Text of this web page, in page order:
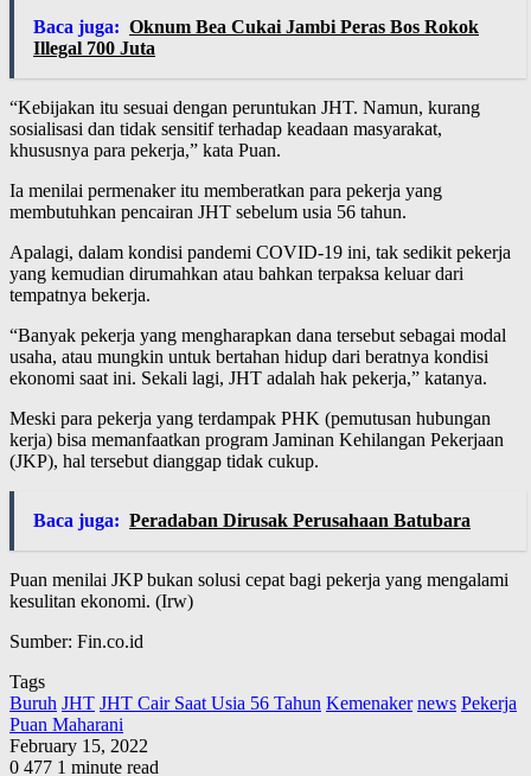
Baca juga: Oknum Bea Cukai Jambi Peras Bos Rokok
Illegal 700 Juta
“Kebijakan itu sesuai dengan peruntukan JHT. Namun, kurang
sosialisasi dan tidak sensitif terhadap keadaan masyarakat,
khususnya para pekerja,” kata Puan.
Ia menilai permenaker itu memberatkan para pekerja yang
membutuhkan pencairan JHT sebelum usia 56 tahun.
Apalagi, dalam kondisi pandemi COVID-19 ini, tak sedikit pekerja
yang kemudian dirumahkan atau bahkan terpaksa keluar dari
tempatnya bekerja.
“Banyak pekerja yang mengharapkan dana tersebut sebagai modal
usaha, atau mungkin untuk bertahan hidup dari beratnya kondisi
ekonomi saat ini. Sekali lagi, JHT adalah hak pekerja,” katanya.
Meski para pekerja yang terdampak PHK (pemutusan hubungan
kerja) bisa memanfaatkan program Jaminan Kehilangan Pekerjaan
(JKP), hal tersebut dianggap tidak cukup.
Baca juga: Peradaban Dirusak Perusahaan Batubara
Puan menilai JKP bukan solusi cepat bagi pekerja yang mengalami
kesulitan ekonomi. (Irw)
Sumber: Fin.co.id
Tags
Buruh JHT JHT Cair Saat Usia 56 Tahun Kemenaker news Pekerja
Puan Maharani
February 15, 2022
0 477 1 minute read